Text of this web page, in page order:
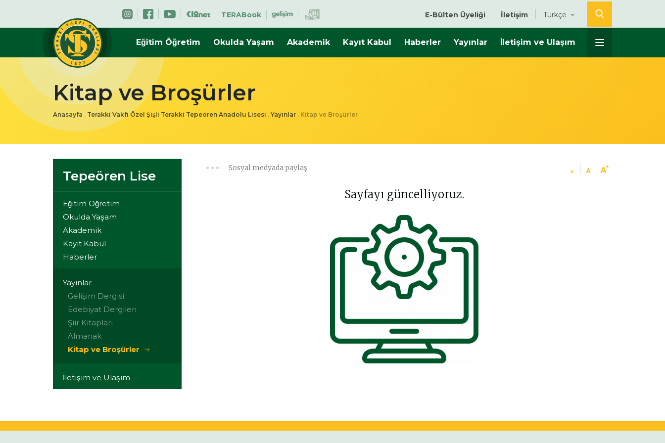
TERABook E-Bülten Üyeliği İletişim Türkçe
Eğitim Öğretim Okulda Yaşam Akademik Kayıt Kabul Haberler Yayınlar İletişim ve Ulaşım
Kitap ve Broşürler
Anasayfa . Terakki Vakfı Özel Şişli Terakki Tepeören Anadolu Lisesi . Yayınlar . Kitap ve Broşürler
Tepeören Lise
Eğitim Öğretim
Okulda Yaşam
Akademik
Kayıt Kabul
Haberler
Yayınlar
Gelişim Dergisi
Edebiyat Dergileri
Şiir Kitapları
Almanak
Kitap ve Broşürler
İletişim ve Ulaşım
Sosyal medyada paylaş
Sayfayı güncelliyoruz.